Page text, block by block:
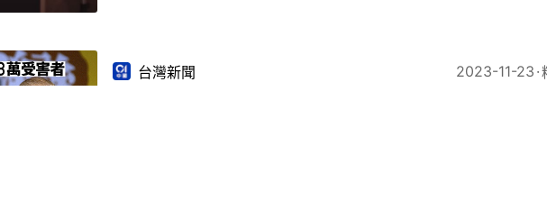
台灣新聞 2023-11-23